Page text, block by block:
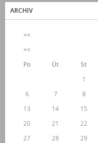
ARCHIV
<<
<<
Po
Út St
1
6
7 8
13
14 15
20
21 22
27
28 29